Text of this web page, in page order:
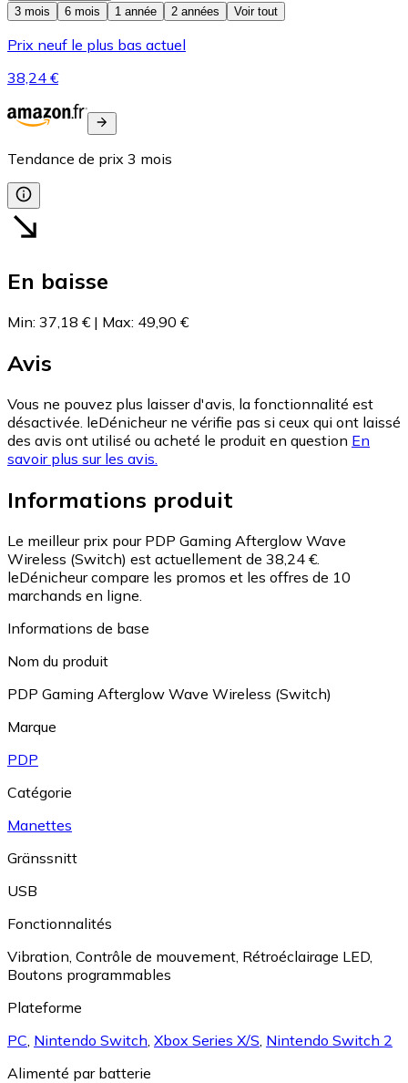
3 mois
6 mois 1 année 2 années Voir tout
Prix neuf le plus bas actuel
38,24 €
Tendance de prix 3 mois
En baisse
Min: 37,18 € | Max: 49,90 €
Avis
Vous ne pouvez plus laisser d'avis, la fonctionnalité est
désactivée. leDénicheur ne vérifie pas si ceux qui ont laissé
des avis ont utilisé ou acheté le produit en question En
savoir plus sur les avis.
Informations produit
Le meilleur prix pour PDP Gaming Afterglow Wave
Wireless (Switch) est actuellement de 38,24 €.
leDénicheur compare les promos et les offres de 10
marchands en ligne.
Informations de base
Nom du produit
PDP Gaming Afterglow Wave Wireless (Switch)
Marque
PDP
Catégorie
Manettes
Gränssnitt
USB
Fonctionnalités
Vibration Contrôle de mouvement Rétroéclairage LED
Boutons programmables
Plateforme
PC Nintendo Switch Xbox Series X/S Nintendo Switch 2
Alimenté par batterie